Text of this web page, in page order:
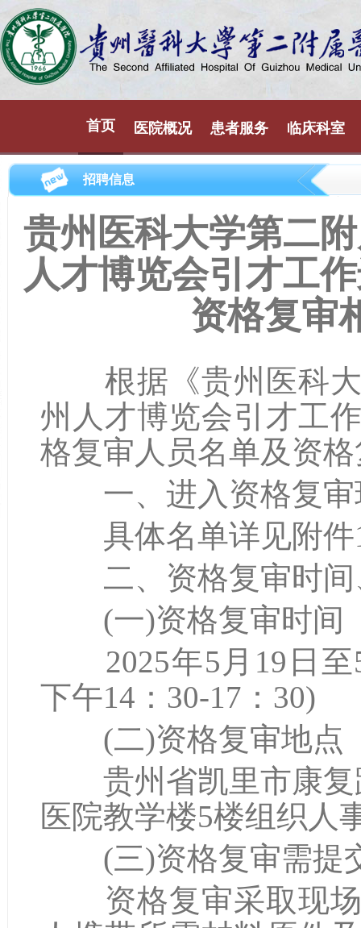
首页 医院概况 患者服务 临床科室
招聘信息
贵州医科大学第二
人才博览会引才工
资格复审
根据《贵州医科大
州人才博览会引才工
格复审人员名单及资
一、进入资格复审
具体名单详见附件
二、资格复审时间
(一)资格复审时间
2025年5月19日至5
下午14：30-17：30)
(二)资格复审地点
贵州省凯里市康复
医院教学楼5楼组织人
(三)资格复审需提
资格复审采取现场